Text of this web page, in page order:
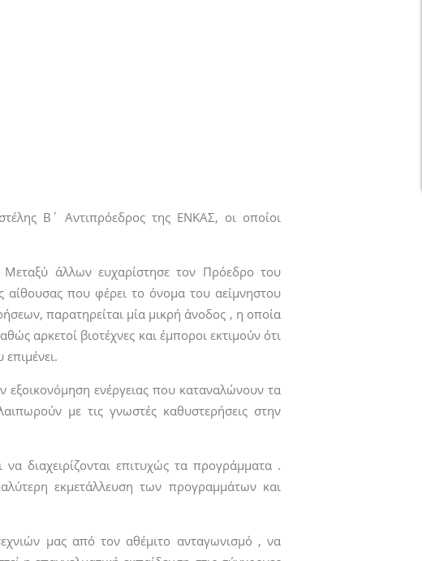
Β΄ Αντιπρόεδρος της ΕΝΚΑΣ, οι οποίοι
άλλων ευχαρίστησε τον Πρόεδρο του
αίθουσας που φέρει το όνομα του αείμνηστου
παρατηρείται μία μικρή άνοδος , η οποία
αρκετοί βιοτέχνες και έμποροι εκτιμούν ότι
ενέργειας που καταναλώνουν τα
με τις γνωστές καθυστερήσεις στην
διαχειρίζονται επιτυχώς τα προγράμματα .
εκμετάλλευση των προγραμμάτων και
μας από τον αθέμιτο ανταγωνισμό , να